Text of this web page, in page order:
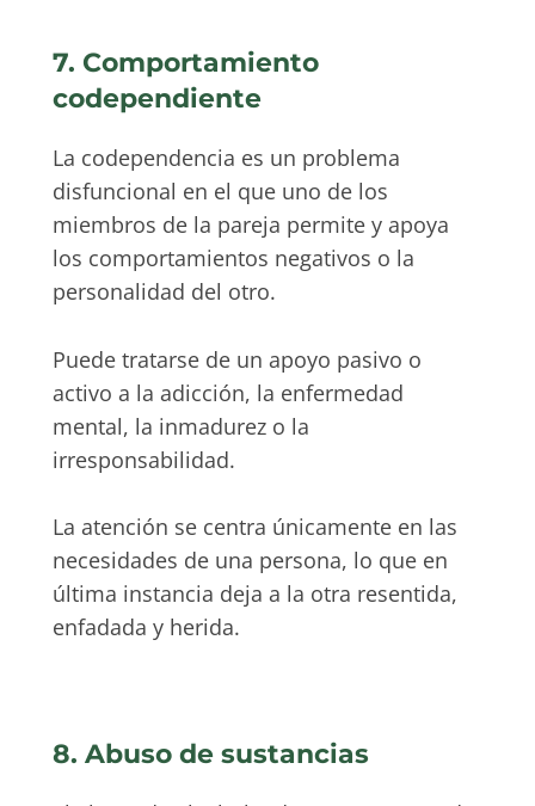
7. Comportamiento
codependiente
La codependencia es un problema
disfuncional en el que uno de los
miembros de la pareja permite y apoya
los comportamientos negativos o la
personalidad del otro.
Puede tratarse de un apoyo pasivo o
activo a la adicción, la enfermedad
mental, la inmadurez o la
irresponsabilidad.
La atención se centra únicamente en las
necesidades de una persona, lo que en
última instancia deja a la otra resentida,
enfadada y herida.
8. Abuso de sustancias